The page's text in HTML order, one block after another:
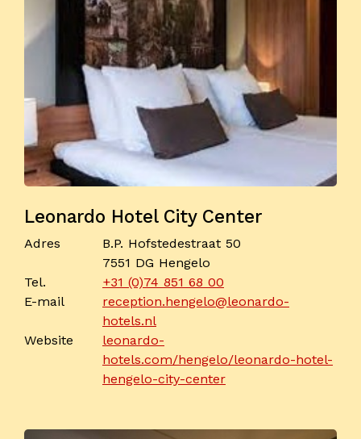
Leonardo Hotel City Center
Adres
B.P. Hofstedestraat 50
7551 DG Hengelo
Tel.
+31 (0)74 851 68 00
E-mail
reception.hengelo@leonardo-
hotels.nl
Website
leonardo-
hotels.com/hengelo/leonardo-hotel-
hengelo-city-center